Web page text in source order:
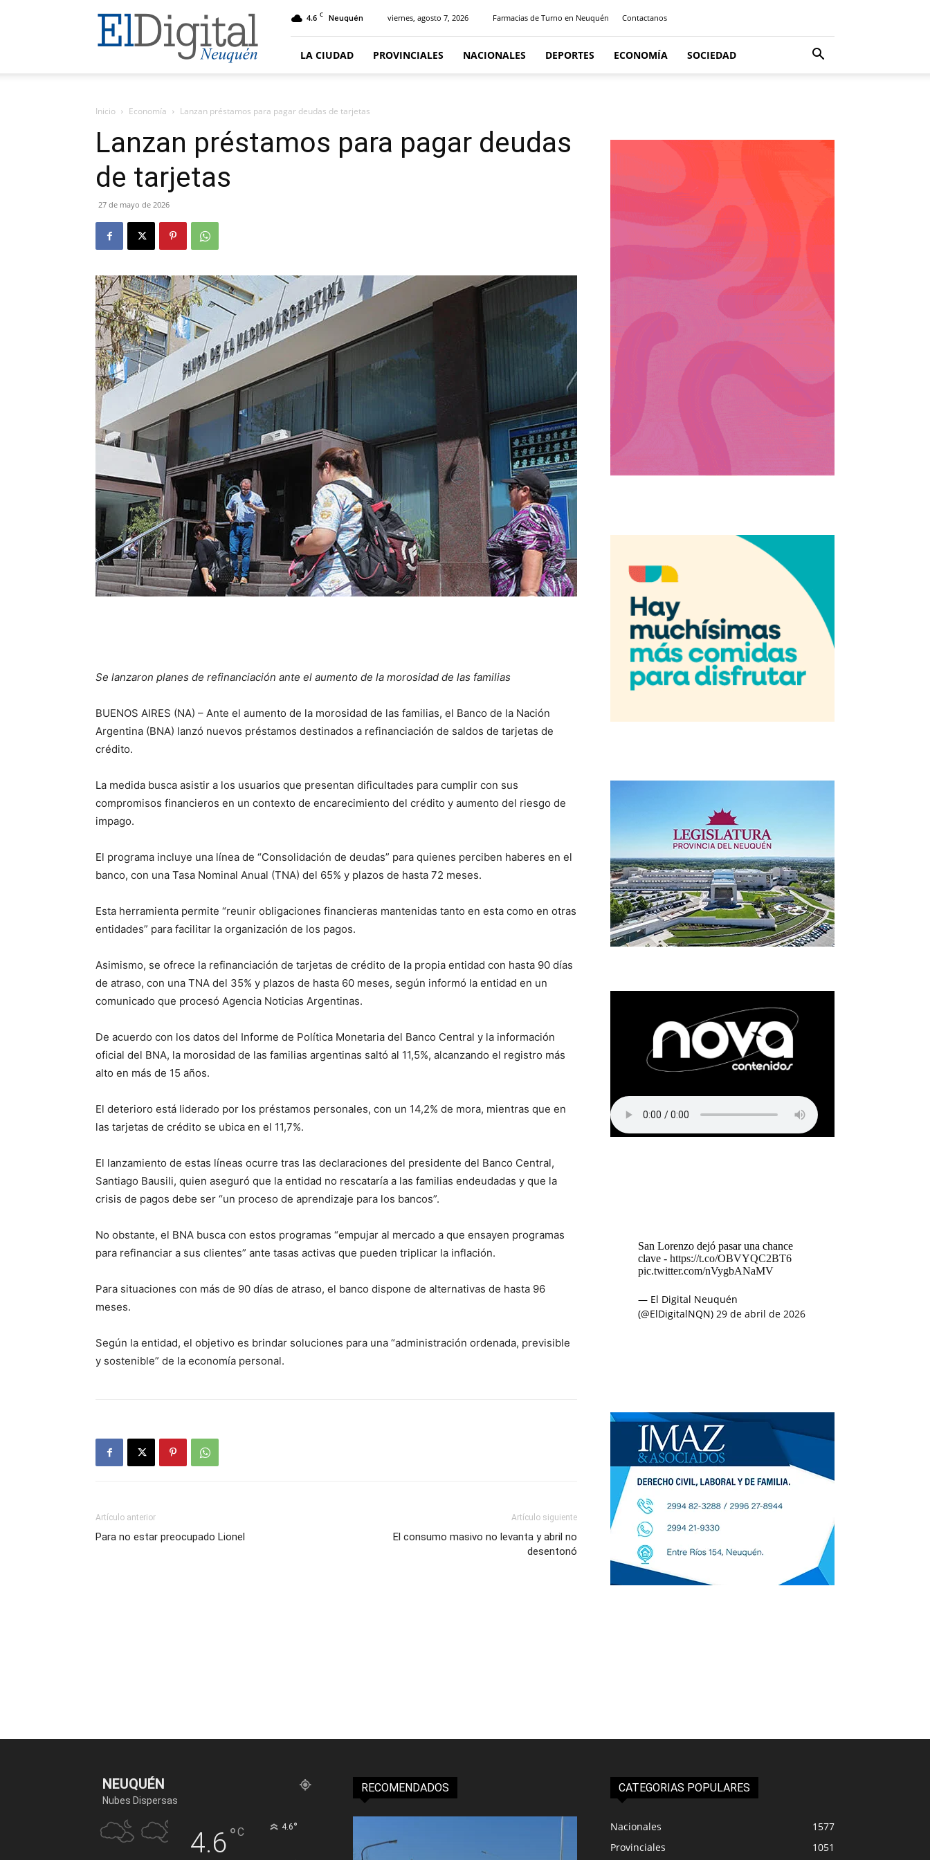
El
Digital
Neuquen
4.6 C Neuquén viernes, agosto 7, 2026 Farmacias de Turno en Neuquén Contactanos
LA CIUDAD PROVINCIALES NACIONALES DEPORTES ECONOMÍA SOCIEDAD
Inicio Economía Lanzan préstamos para pagar deudas de tarjetas
Lanzan préstamos para pagar deudas
de tarjetas
27 de mayo de 2026
Se lanzaron planes de refinanciación ante el aumento de la morosidad de las familias
BUENOS AIRES (NA) – Ante el aumento de la morosidad de las familias, el Banco de la Nación
Argentina (BNA) lanzó nuevos préstamos destinados a refinanciación de saldos de tarjetas de
crédito.
La medida busca asistir a los usuarios que presentan dificultades para cumplir con sus
compromisos financieros en un contexto de encarecimiento del crédito y aumento del riesgo de
impago.
El programa incluye una línea de “Consolidación de deudas” para quienes perciben haberes en el
banco, con una Tasa Nominal Anual (TNA) del 65% y plazos de hasta 72 meses.
Esta herramienta permite “reunir obligaciones financieras mantenidas tanto en esta como en otras
entidades” para facilitar la organización de los pagos.
Asimismo, se ofrece la refinanciación de tarjetas de crédito de la propia entidad con hasta 90 días
de atraso, con una TNA del 35% y plazos de hasta 60 meses, según informó la entidad en un
comunicado que procesó Agencia Noticias Argentinas.
De acuerdo con los datos del Informe de Política Monetaria del Banco Central y la información
oficial del BNA, la morosidad de las familias argentinas saltó al 11,5%, alcanzando el registro más
alto en más de 15 años.
El deterioro está liderado por los préstamos personales, con un 14,2% de mora, mientras que en
las tarjetas de crédito se ubica en el 11,7%.
El lanzamiento de estas líneas ocurre tras las declaraciones del presidente del Banco Central,
Santiago Bausili, quien aseguró que la entidad no rescataría a las familias endeudadas y que la
crisis de pagos debe ser “un proceso de aprendizaje para los bancos”.
No obstante, el BNA busca con estos programas “empujar al mercado a que ensayen programas
para refinanciar a sus clientes” ante tasas activas que pueden triplicar la inflación.
Para situaciones con más de 90 días de atraso, el banco dispone de alternativas de hasta 96
meses.
Según la entidad, el objetivo es brindar soluciones para una “administración ordenada, previsible
y sostenible” de la economía personal.
Artículo anterior
Para no estar preocupado Lionel
Artículo siguiente
El consumo masivo no levanta y abril no
desentonó
San Lorenzo dejó pasar una chance
clave - https://t.co/OBVYQC2BT6
pic.twitter.com/nVygbANaMV
— El Digital Neuquén
(@ElDigitalNQN) 29 de abril de 2026
NEUQUÉN
Nubes Dispersas
4.6°C 4.6°
RECOMENDADOS CATEGORIAS POPULARES
Nacionales
1577
Provinciales
1051